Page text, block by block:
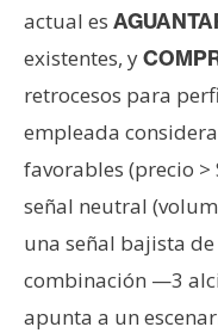
actual es
existentes, y
retrocesos para
empleada
favorables (precio >
señal neutral
una señal bajista
combinación —3
apunta a un